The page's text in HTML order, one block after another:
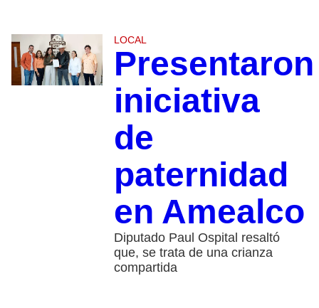
LOCAL
Presentaron
iniciativa
de
paternidad
en Amealco
Diputado Paul Ospital resaltó
que, se trata de una crianza
compartida